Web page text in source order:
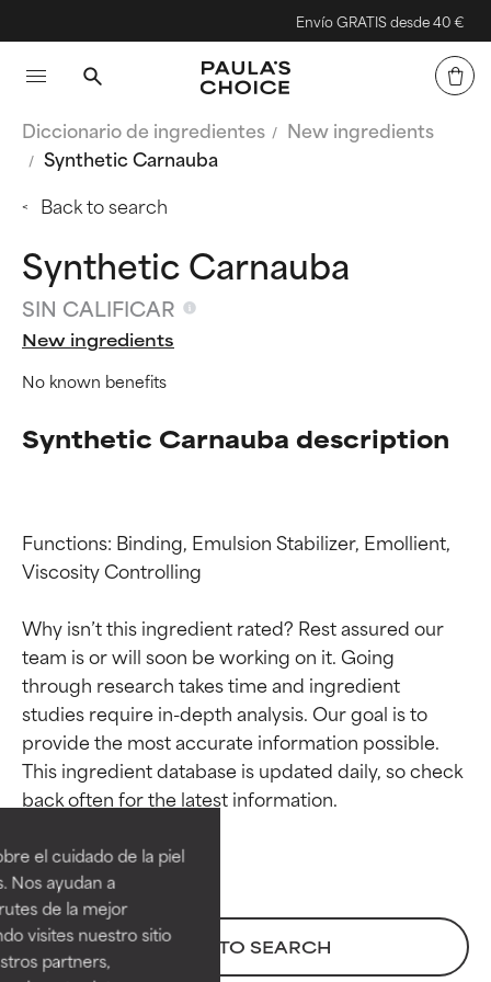
el cuidado de la piel
Nos ayudan a
de la mejor
visites nuestro sitio
partners,
Envío GRATIS desde 40 €
Diccionario de ingredientes
New ingredients
Synthetic Carnauba
Back to search
Synthetic Carnauba
SIN CALIFICAR
New ingredients
No known benefits
Synthetic Carnauba description
Functions: Binding, Emulsion Stabilizer, Emollient,
Viscosity Controlling
Why isn’t this ingredient rated? Rest assured our
team is or will soon be working on it. Going
through research takes time and ingredient
studies require in-depth analysis. Our goal is to
provide the most accurate information possible.
This ingredient database is updated daily, so check
BACK TO SEARCH
Calificaciones de
ingredientes
EXCELENTE
Ingrediente sobresaliente con
beneficios reales para la piel. Su
eficacia está demostrada y
respaldada por estudios
Calificaciones de
ingredientes
EXCELENTE
Ingrediente sobresaliente con
beneficios reales para la piel. Su
eficacia está demostrada y
respaldada por estudios